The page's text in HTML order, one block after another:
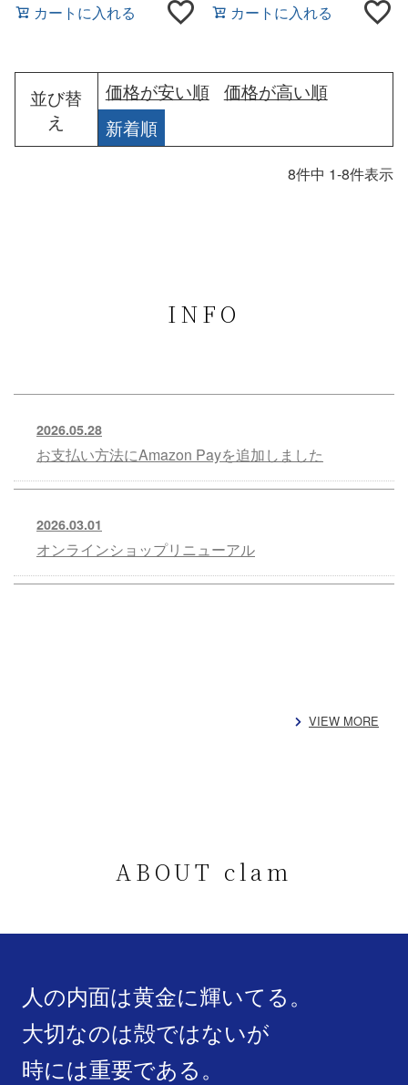
カートに入れる カートに入れる
並び替
え
価格が安い順
価格が高い順
新着順
8件中 1-8件表示
INFO
2026.05.28
お支払い方法にAmazon Payを追加しました
2026.03.01
オンラインショップリニューアル
VIEW MORE
ABOUT clam
人の内面は黄金に輝いてる。
大切なのは殻ではないが
時には重要である。